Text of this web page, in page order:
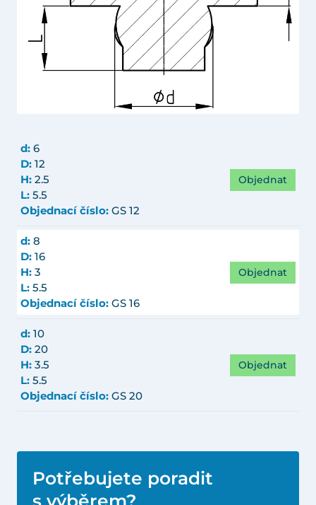
d: 6
D: 12
H: 2.5
L: 5.5
Objednací číslo: GS 12
Objednat
d: 8
D: 16
H: 3
L: 5.5
Objednací číslo: GS 16
Objednat
d: 10
D: 20
H: 3.5
L: 5.5
Objednací číslo: GS 20
Objednat
Potřebujete poradit
s výběrem?